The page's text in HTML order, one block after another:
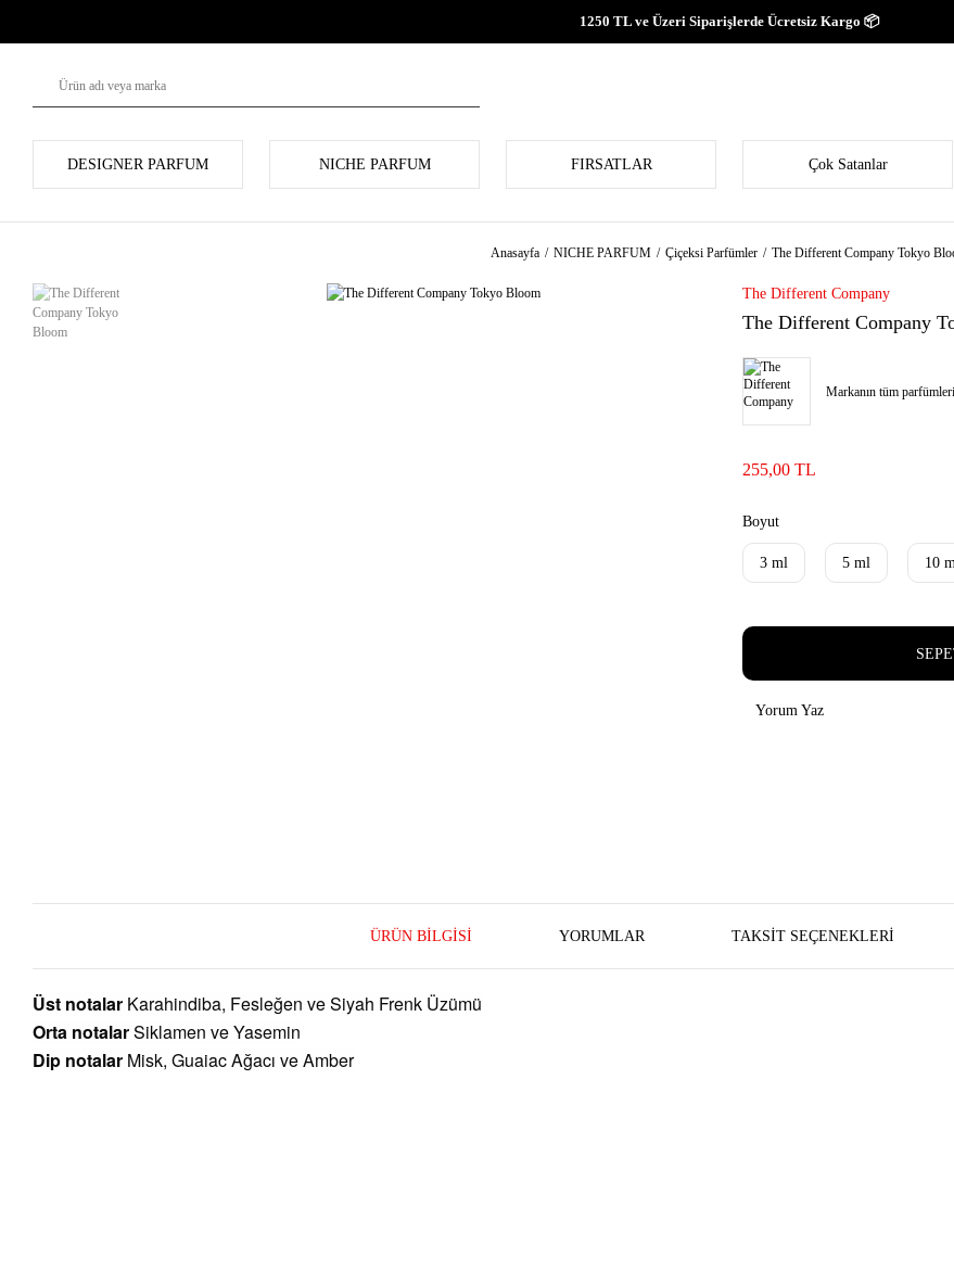
1250 TL ve Üzeri Siparişlerde Ücretsiz Kargo 📦
DESIGNER PARFUM NICHE PARFUM FIRSATLAR Çok Satanlar
Anasayfa NICHE PARFUM Çiçeksi Parfümler The Different Company Tokyo
The Different Company
The Different Company
Markanın tüm
255,00 TL
Boyut
3 ml 5 ml 10
Yorum Yaz
ÜRÜN BILGISI YORUMLAR TAKSIT SEÇENEKLERI
Üst notalar Karahindiba, Fesleğen ve Siyah Frenk Üzümü
Orta notalarSiklamen ve Yasemin
Dip notalar Misk, Guaiac Ağacı ve Amber